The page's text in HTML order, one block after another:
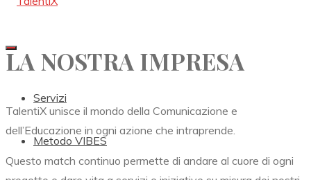
Servizi
Metodo VIBES
LA NOSTRA IMPRESA
TalentiX unisce il mondo della Comunicazione e
dell’Educazione in ogni azione che intraprende.
Questo match continuo permette di andare al cuore di ogni